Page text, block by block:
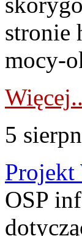
stronie
mocy-
5
Projekt
OSP